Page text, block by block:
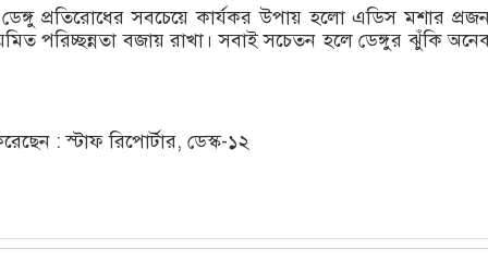
প্রতিরোধের সবচেয়ে কার্যকর উপায় হলো এডিস মশার
পরিচ্ছন্নতা বজায় রাখা। সবাই সচেতন হলে ডেঙ্গুর ঝুঁকি
: স্টাফ রিপোর্টার, ডেস্ক-১২